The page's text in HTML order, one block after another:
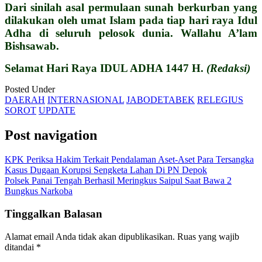
Dari sinilah asal permulaan sunah berkurban yang
dilakukan oleh umat Islam pada tiap hari raya Idul
Adha di seluruh pelosok dunia. Wallahu A’lam
Bishsawab.
Selamat Hari Raya IDUL ADHA 1447 H. (Redaksi)
Posted Under
DAERAH INTERNASIONAL JABODETABEK RELEGIUS
SOROT UPDATE
Post navigation
KPK Periksa Hakim Terkait Pendalaman Aset-Aset Para Tersangka
Kasus Dugaan Korupsi Sengketa Lahan Di PN Depok
Polsek Panai Tengah Berhasil Meringkus Saipul Saat Bawa 2
Bungkus Narkoba
Tinggalkan Balasan
Alamat email Anda tidak akan dipublikasikan. Ruas yang wajib
ditandai *